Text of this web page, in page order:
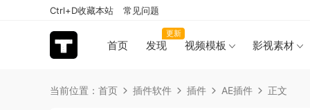
首页 发现
更新
视频模板 影视素材
Ctrl+D收藏本站 常见问题
当前位置： 首页 插件软件 插件 AE插件 正文